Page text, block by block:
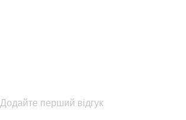
Додайте перший відгук